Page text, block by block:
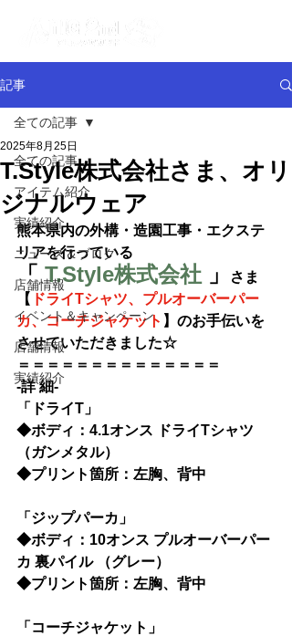
記事
全ての記事
アイテム紹介
実績紹介
ニュース＆ブログ
店舗情報
イベント＆キャンペーン
店舗情報
実績紹介
全ての記事
T.Style株式会社さま、オリ
ジナルウェア
2025年8月25日
熊本県内の外構・造園工事・エクステ
リアを行っている
「 T.Style株式会社 」
さま
【 ドライTシャツ、プルオーバーパー
カ、コーチジャケット 】のお手伝いを
させていただきました☆
＝＝＝＝＝＝＝＝＝＝＝＝＝＝
-詳 細-
「
ドライT 」
◆ボディ：4.1オンス ドライTシャツ
（ガンメタル）
◆プリント箇所：左胸、背中
「 ジップパーカ 」
◆ボディ：10オンス プルオーバーパー
カ 裏パイル （グレー）
◆プリント箇所：左胸、背中
「 コーチジャケット 」